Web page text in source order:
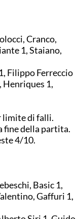
Cranco,
1, Staiano,
Filippo Ferreccio
Henriques 1,
limite di falli.
fine della partita.
4/10.
Basic 1,
Gaffuri 1,